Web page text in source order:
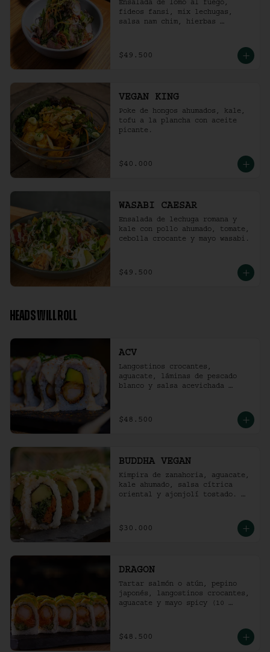
Ensalada de lomo al fuego,
fideos fansi, mix lechugas,
salsa nam chim, hierbas
tostado.
$49.500
VEGAN KING
Poke de hongos ahumados, kale,
tofu a la plancha con aceite
picante.
$40.000
WASABI CAESAR
Ensalada de lechuga romana y
kale con pollo ahumado, tomate,
cebolla crocante y mayo wasabi.
$49.500
HEADS WILL ROLL
ACV
Langostinos crocantes,
aguacate, láminas de pescado
blanco y salsa acevichada
$48.500
BUDDHA VEGAN
Kimpira de zanahoria, aguacate,
kale ahumado, salsa cítrica
oriental y ajonjolí tostado.
$30.000
DRAGON
Tartar salmón o atún, pepino
japonés, langostinos crocantes,
aguacate y mayo spicy (10
$48.500